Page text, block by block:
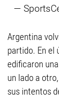
—
Argentina
partido. En el
edificaron
un lado a
sus intentos